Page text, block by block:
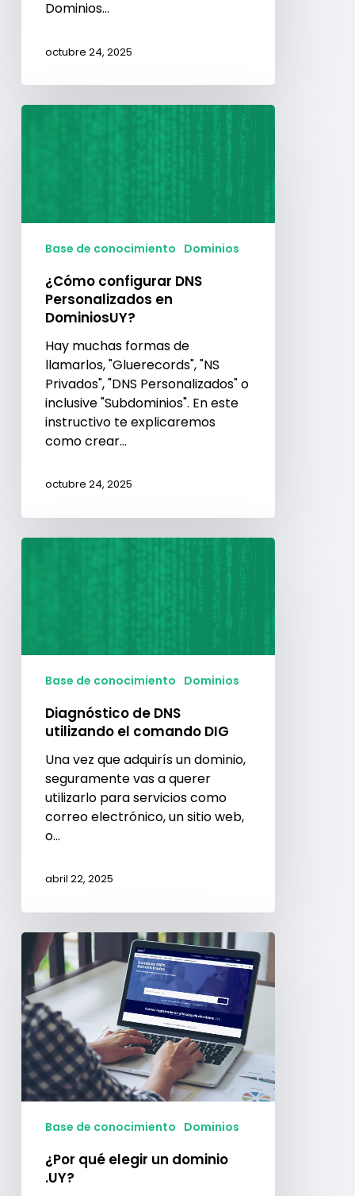
Dominios…
octubre 24, 2025
¿Cómo
Base de conocimiento Dominios
¿Cómo configurar DNS
Personalizados en
DominiosUY?
Hay muchas formas de
llamarlos, "Gluerecords", "NS
Privados", "DNS Personalizados" o
inclusive "Subdominios". En este
instructivo te explicaremos
como crear…
octubre 24, 2025
Diagnóstico
DIG
Base de conocimiento Dominios
Diagnóstico de DNS
utilizando el comando DIG
Una vez que adquirís un dominio,
seguramente vas a querer
utilizarlo para servicios como
correo electrónico, un sitio web,
o…
abril 22, 2025
¿Por
qué
elegir
un
dominio
.UY?
Base de conocimiento Dominios
¿Por qué elegir un dominio
.UY?